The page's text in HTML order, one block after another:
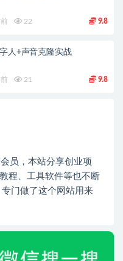
22 9.8
人+声音克隆实战
21 9.8
员，本站分享创业项
程、工具软件等也不断
门做了这个网站用来